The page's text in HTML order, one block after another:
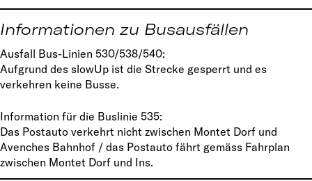
Informationen zu Busausfällen
Ausfall Bus-Linien 530/538/540: ​
Aufgrund des slowUp ist die Strecke gesperrt und es
verkehren keine Busse.
Information für die Buslinie 535:
Das Postauto verkehrt nicht zwischen Montet Dorf und
Avenches Bahnhof / das Postauto fährt gemäss Fahrplan
zwischen Montet Dorf und Ins.